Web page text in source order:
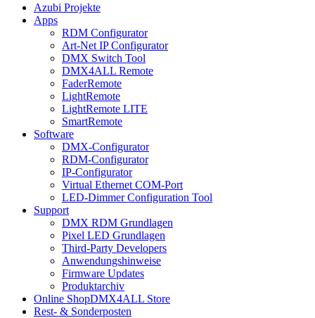
Azubi Projekte
Apps
RDM Configurator
Art-Net IP Configurator
DMX Switch Tool
DMX4ALL Remote
FaderRemote
LightRemote
LightRemote LITE
SmartRemote
Software
DMX-Configurator
RDM-Configurator
IP-Configurator
Virtual Ethernet COM-Port
LED-Dimmer Configuration Tool
Support
DMX RDM Grundlagen
Pixel LED Grundlagen
Third-Party Developers
Anwendungshinweise
Firmware Updates
Produktarchiv
Online ShopDMX4ALL Store
Rest- & Sonderposten